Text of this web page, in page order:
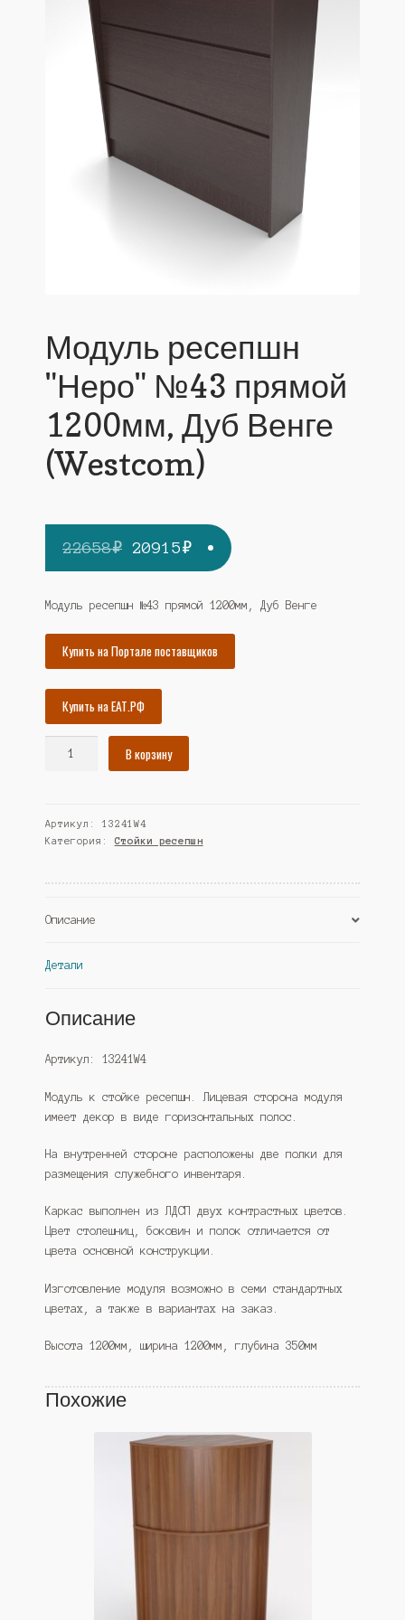
Модуль ресепшн
"Неро" №43 прямой
1200мм, Дуб Венге
(Westcom)
22658₽ Первоначальная
цена
составляла
22658₽.
20915₽Текущая
цена:
20915₽.
Модуль ресепшн №43 прямой 1200мм, Дуб Венге
Купить на Портале поставщиков
Купить на ЕАТ.РФ
"Неро"
№43
1200мм,
Венге
В корзину
Артикул:13241W4
Категория: Стойки ресепшн
Описание
Детали
Описание
Артикул: 13241W4
Модуль к стойке ресепшн. Лицевая сторона модуля
имеет декор в виде горизонтальных полос.
На внутренней стороне расположены две полки для
размещения служебного инвентаря.
Каркас выполнен из ЛДСП двух контрастных цветов.
Цвет столешниц, боковин и полок отличается от
цвета основной конструкции.
Изготовление модуля возможно в семи стандартных
цветах, а также в вариантах на заказ.
Высота 1200мм, ширина 1200мм, глубина 350мм
Похожие